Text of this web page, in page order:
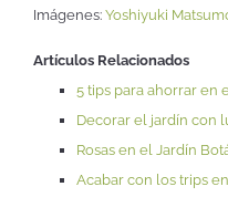
Imágenes: Yoshiyuki
Artículos Relacionados
5 tips para ahorrar en
Decorar el jardín con
Rosas en el Jardín
Acabar con los trips